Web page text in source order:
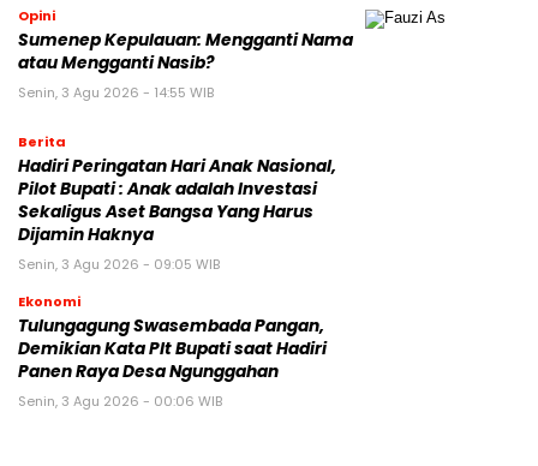
Opini
Sumenep Kepulauan: Mengganti Nama
atau Mengganti Nasib?
Senin, 3 Agu 2026 - 14:55 WIB
Berita
Hadiri Peringatan Hari Anak Nasional,
Pilot Bupati : Anak adalah Investasi
Sekaligus Aset Bangsa Yang Harus
Dijamin Haknya
Senin, 3 Agu 2026 - 09:05 WIB
Ekonomi
Tulungagung Swasembada Pangan,
Demikian Kata Plt Bupati saat Hadiri
Panen Raya Desa Ngunggahan
Senin, 3 Agu 2026 - 00:06 WIB